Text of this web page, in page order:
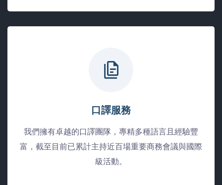
口譯服務
我們擁有卓越的口譯團隊，專精多種語言且經驗豐
富，截至目前已累計主持近百場重要商務會議與國際
級活動。